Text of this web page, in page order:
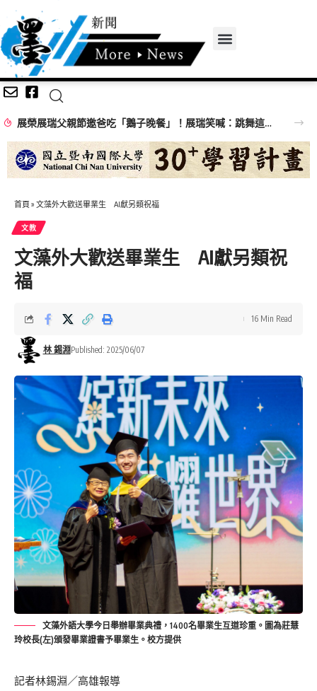
展榮展瑞父親節邀爸吃「鵝子晚餐」！展瑞笑喊：跳舞這下真成「兒子」了！
首頁 » 文藻外大歡送畢業生 AI獻另類祝福
文教
文藻外大歡送畢業生 AI獻另類祝
福
林 錫淵Published: 2025/06/07
16 Min Read
文藻外語大學今日舉辦畢業典禮，1400名畢業生互道珍重。圖為莊慧
玲校長(左)頒發畢業證書予畢業生。校方提供
記者林錫淵／高雄報導